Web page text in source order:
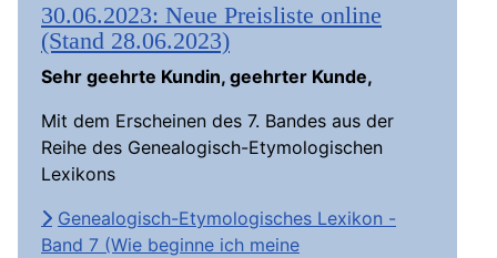
30.06.2023: Neue Preisliste online
(Stand 28.06.2023)
Sehr geehrte Kundin, geehrter Kunde,
Mit dem Erscheinen des 7. Bandes aus der
Reihe des Genealogisch-Etymologischen
Lexikons
Genealogisch-Etymologisches Lexikon -
Band 7 (Wie beginne ich meine